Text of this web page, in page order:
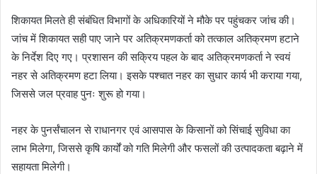
शिकायत मिलते ही संबंधित विभागों के अधिकारियों ने मौके पर पहुंचकर जांच की।
जांच में शिकायत सही पाए जाने पर अतिक्रमणकर्ता को तत्काल अतिक्रमण हटाने
के निर्देश दिए गए। प्रशासन की सक्रिय पहल के बाद अतिक्रमणकर्ता ने स्वयं
नहर से अतिक्रमण हटा लिया। इसके पश्चात नहर का सुधार कार्य भी कराया गया,
जिससे जल प्रवाह पुनः शुरू हो गया।
नहर के पुनर्संचालन से राधानगर एवं आसपास के किसानों को सिंचाई सुविधा का
लाभ मिलेगा, जिससे कृषि कार्यों को गति मिलेगी और फसलों की उत्पादकता बढ़ाने में
सहायता मिलेगी।